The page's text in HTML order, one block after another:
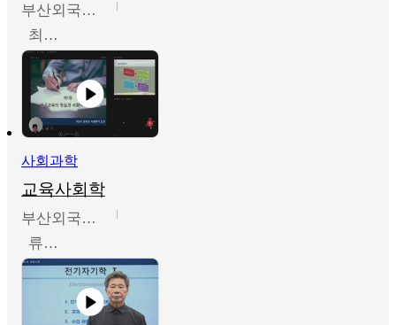
부산외국어대학교
최진오
사회과학
교육사회학
부산외국어대학교
류영철